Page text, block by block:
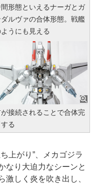
形態といえるナーガとガ
ダルヴァの合体形態。戦艦
うにも見える
接続されることで合体完
る
上がり”、メカゴジラ
なり大迫力なシーンと
激しく炎を吹き出し、